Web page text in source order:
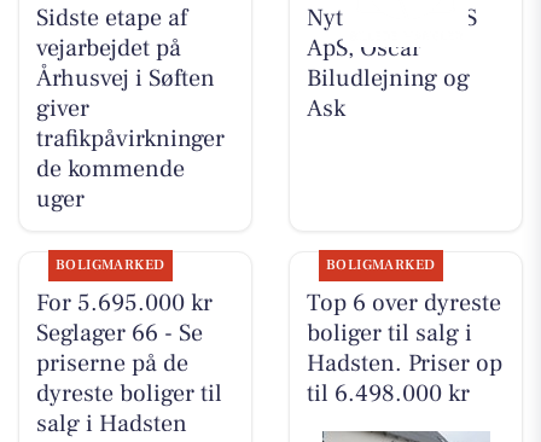
Sidste etape af
vejarbejdet på
Århusvej i Søften
giver
trafikpåvirkninger
de kommende
uger
Nyt fra TT CARS
ApS, Oscar
Biludlejning og
Ask
BOLIGMARKED
For 5.695.000 kr
Seglager 66 - Se
priserne på de
dyreste boliger til
salg i Hadsten
BOLIGMARKED
Top 6 over dyreste
boliger til salg i
Hadsten. Priser op
til 6.498.000 kr